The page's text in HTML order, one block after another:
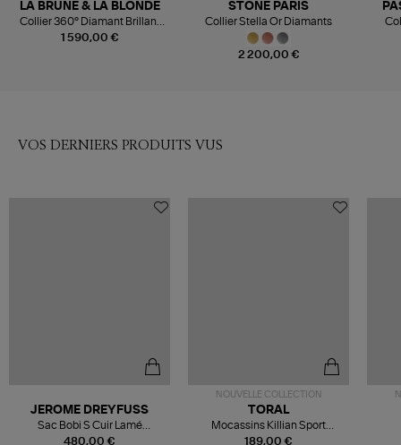
1 590,00 €
LA BRUNE & LA BLONDE
Collier 360° Diamant Brillant
0,20 Or Jaune
2 200,00 €
STONE PARIS
Collier Stella Or Diamants
VOS DERNIERS PRODUITS VUS
480,00 €
JEROME DREYFUSS
Sac Bobi S Cuir Lamé
Champagne
NOUVELLE COLLECTION
189,00 €
TORAL
Mocassins Killian Sport
Mousse